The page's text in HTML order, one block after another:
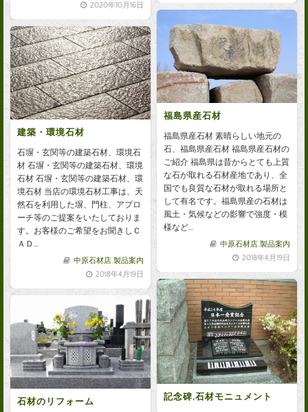
2020年10月16日
福島県産石材
福島県産石材 素晴らしい地元の
石、福島県産石材 福島県産石材の
ご紹介 福島県は昔からとても上質
な石が取れる石材産地であり、全
国でも良質な石材が取れる場所と
して有名です。福島県産の石材は
風土・気候などの影響で強度・模
様など…
中原石材店,製品案内
2018年4月19日
建築・環境石材
石塀・玄関等の建築石材、環境石
材 石塀・玄関等の建築石材、環境
石材 石塀・玄関等の建築石材、環
境石材 当店の環境石材工事は、天
然石を利用した塀、門柱、アプロ
ーチ等のご提案をいたしておりま
す。お客様のご希望をお聞きしＣ
ＡＤ…
中原石材店,製品案内
2018年4月19日
記念碑,石材モニュメント
石材のリフォーム